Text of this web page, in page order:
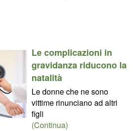
Le complicazioni in
gravidanza riducono la
natalità
Le donne che ne sono
vittime rinunciano ad altri
figli
(Continua)